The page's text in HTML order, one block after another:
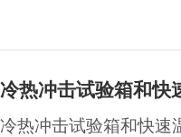
冷热冲击试验箱和快速